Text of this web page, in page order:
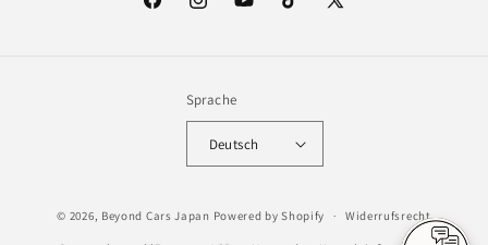
FacebookInstagramYouTubeTikTok
X
Sprache
Deutsch
© 2026, Beyond Cars Japan Powered by Shopify Widerrufsrecht